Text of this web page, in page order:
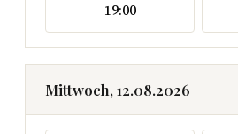
19:00
Mittwoch, 12.08.2026